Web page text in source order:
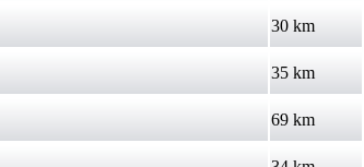
30 km
35 km
69 km